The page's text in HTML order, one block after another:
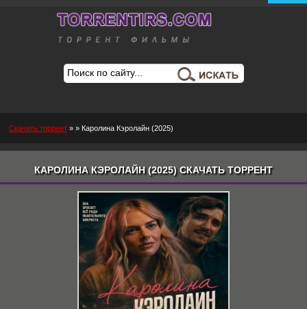
Скачать торрент » » Каролина Кэролайн (2025)
КАРОЛИНА КЭРОЛАЙН (2025) СКАЧАТЬ ТОРРЕНТ